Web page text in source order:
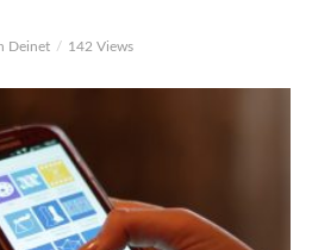
Deinet 142 Views